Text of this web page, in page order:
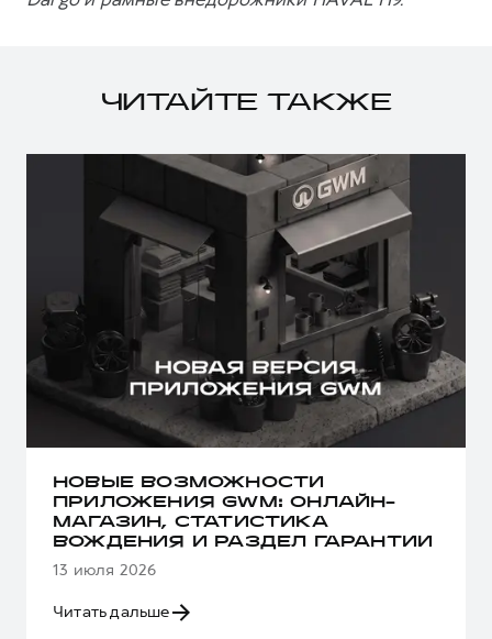
ЧИТАЙТЕ ТАКЖЕ
НОВЫЕ ВОЗМОЖНОСТИ
ПРИЛОЖЕНИЯ GWM: ОНЛАЙН-
МАГАЗИН, СТАТИСТИКА
ВОЖДЕНИЯ И РАЗДЕЛ ГАРАНТИИ
13 июля 2026
Читать дальше